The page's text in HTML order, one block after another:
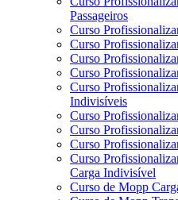
Passageiros
Curso
Curso
Curso
Curso
Curso
Indivisíveis
Curso
Curso
Curso
Curso
Carga Indivisível
Curso de Mopp